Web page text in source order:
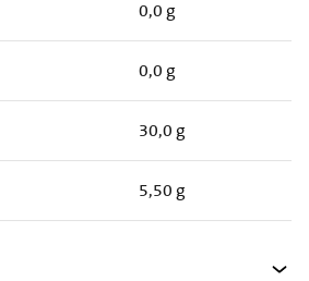
0,0 g
0,0 g
30,0 g
5,50 g